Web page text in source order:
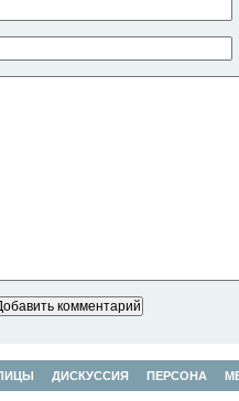
ДИСКУССИЯ ПЕРСОНА